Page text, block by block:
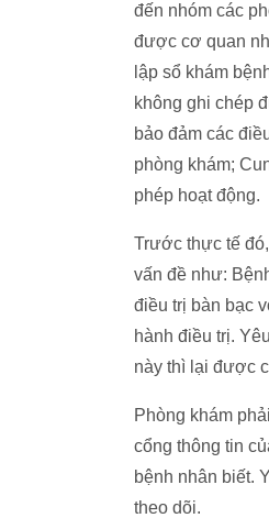
đến nhóm các
được cơ quan
lập sổ khám
không ghi chép
bảo đảm các
phòng khám;
phép hoạt động.
Trước thực tế
vấn đề như:
điều trị bàn bạc
hành điều trị.
này thì lại được
Phòng khám
cổng thông tin
bệnh nhân biết.
theo dõi.